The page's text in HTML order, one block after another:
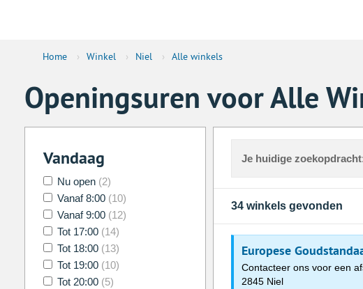
Home › Winkel › Niel › Alle winkels
Openingsuren voor Alle
Vandaag
Nu open (2)
Vanaf 8:00 (10)
Vanaf 9:00 (12)
Tot 17:00 (14)
Tot 18:00 (13)
Tot 19:00 (10)
Tot 20:00 (5)
Je huidige
34 winkels gevonden
Europese
Contacteer ons voor een
2845 Niel